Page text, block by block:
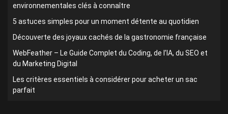
environnementales clés à connaître
5 astuces simples pour un moment détente au quotidien
Découverte des joyaux cachés de la gastronomie française
WebFeather – Le Guide Complet du Coding, de l’IA, du SEO et
du Marketing Digital
Les critères essentiels à considérer pour acheter un sac
parfait